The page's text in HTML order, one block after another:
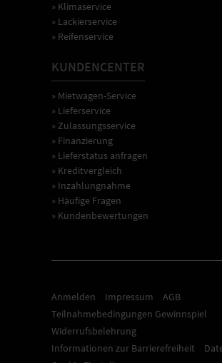
» Klimaservice
» Lackierservice
» Reifenservice
KUNDENCENTER
» Mietwagen-Service
» Lieferservice
» Zulassungsservice
» Finanzierung
» Lieferstatus anfragen
» Kreditvergleich
» Inzahlungnahme
» Häufige Fragen
» Kundenbewertungen
Anmelden Impressum
AGB
Teilnahmebedingungen Gewinnspiel
Widerrufsbelehrung
Informationen zur Barrierefreiheit